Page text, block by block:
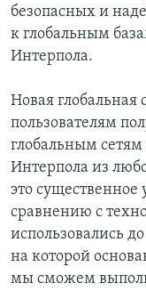
безопасных и
к глобальным
Интерпола.
Новая глобальная
пользователям
глобальным
Интерпола из
это существенное
сравнению с
использовались
на которой
мы сможем